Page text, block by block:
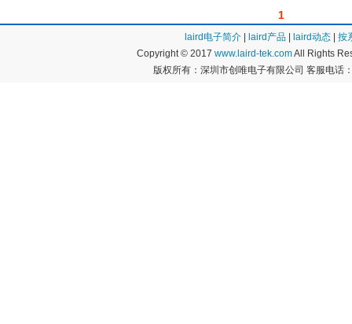
1
laird电子简介 laird产品 laird动态
按
Copyright © 2017 www.laird-tek.comAll Rights
版权所有：深圳市创唯电子有限公司 客服电话